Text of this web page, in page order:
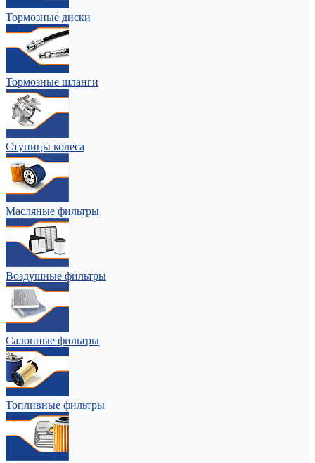
Тормозные диски
Тормозные шланги
Ступицы колеса
Масляные фильтры
Воздушные фильтры
Салонные фильтры
Топливные фильтры